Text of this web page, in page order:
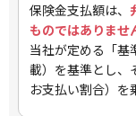
保険金支払額は、
ものではありませ
当社が定める「基
載）を基準とし、
お支払い割合）を